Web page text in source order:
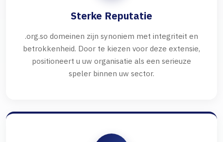
Sterke Reputatie
.org.so domeinen zijn synoniem met integriteit en
betrokkenheid. Door te kiezen voor deze extensie,
positioneert u uw organisatie als een serieuze
speler binnen uw sector.